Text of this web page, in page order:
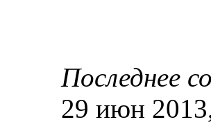
Последнее
29 июн